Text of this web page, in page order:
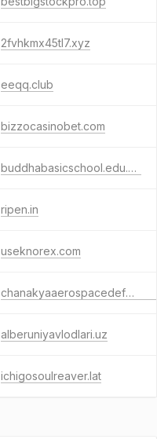
2fvhkmx45tl7.xyz
eeqq.club
bizzocasinobet.com
buddhabasicschool.edu.np
ripen.in
useknorex.com
chanakyaaerospacedefence.com
alberuniyavlodlari.uz
ichigosoulreaver.lat